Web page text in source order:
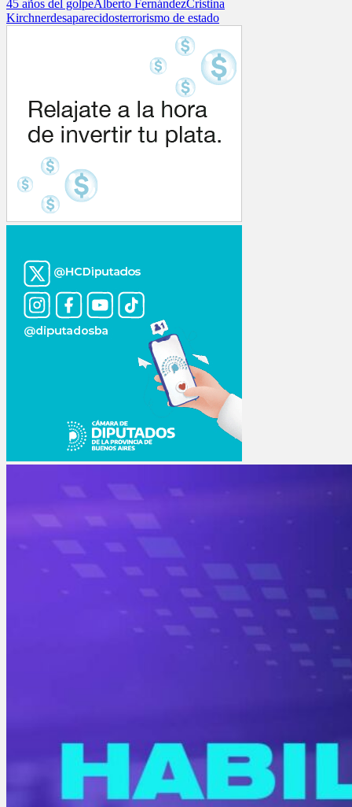
45 años del golpeAlberto FernándezCristina
Kirchnerdesaparecidosterrorismo de estado